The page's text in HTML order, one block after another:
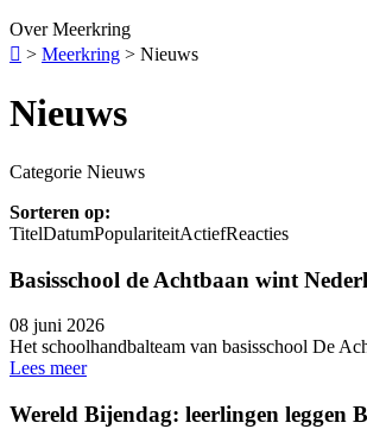
Over Meerkring
 > Meerkring > Nieuws
Nieuws
Categorie Nieuws
Sorteren op:
TitelDatumPopulariteitActiefReacties
Basisschool de Achtbaan wint
08 juni 2026
Het schoolhandbalteam van basisschool De
Lees meer
Wereld Bijendag: leerlingen leggen